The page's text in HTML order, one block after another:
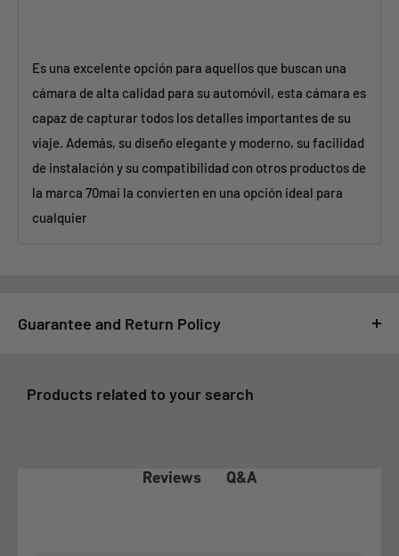
Es una excelente opción para aquellos que buscan una
cámara de alta calidad para su automóvil, esta cámara es
capaz de capturar todos los detalles importantes de su
viaje. Además, su diseño elegante y moderno, su facilidad
de instalación y su compatibilidad con otros productos de
la marca 70mai la convierten en una opción ideal para
cualquier
Guarantee and Return Policy
1- COVERAGE OF THE WARRANTY POLICY
Products related to your search
Reviews Q&A